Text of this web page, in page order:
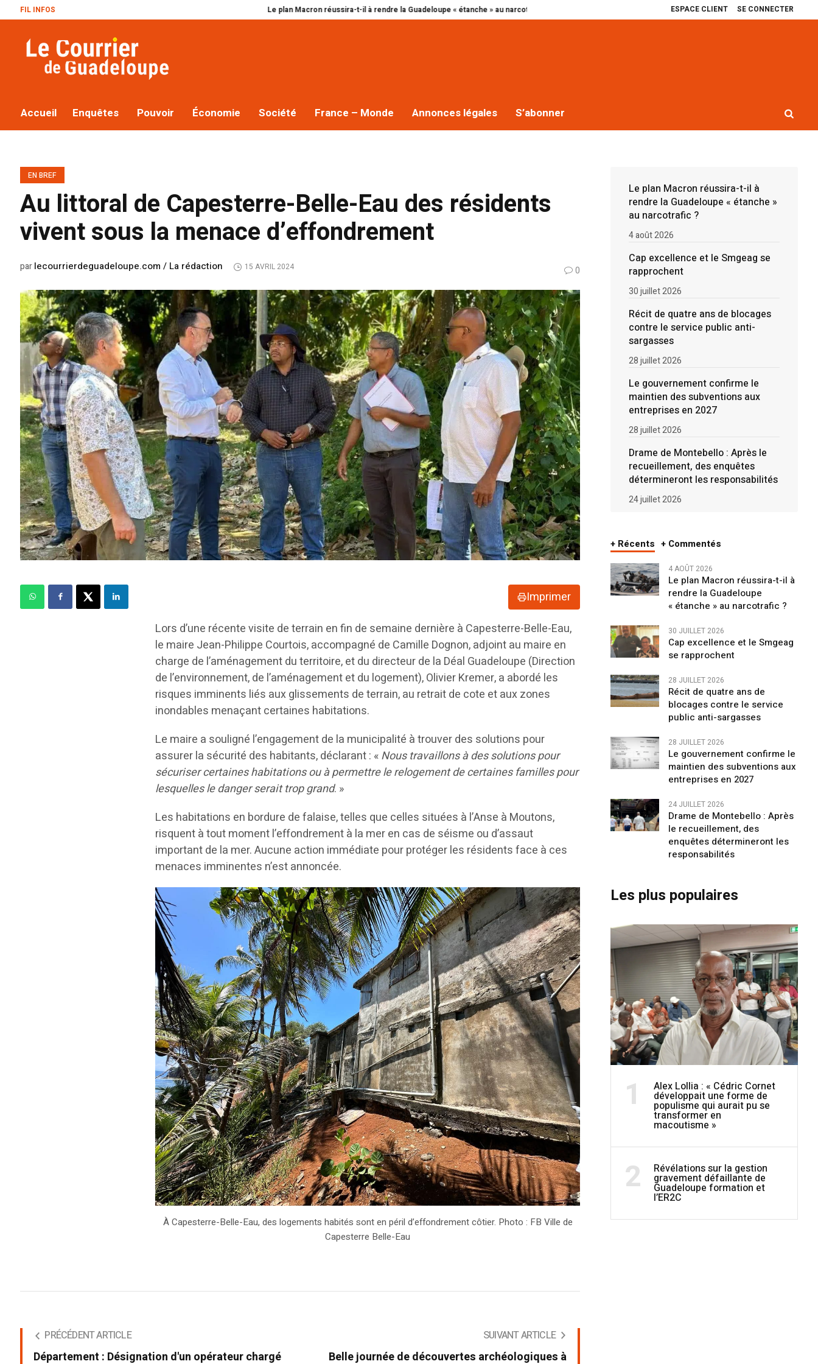
ESPACE CLIENT SE CONNECTER
FIL INFOS Le plan Macron réussira-t-il à rendre la Guadeloupe « étanche » au narcotrafic ? Cap excellence et le Smgeag se rapprochent Récit de quatre ans de blocages
Accueil Enquêtes Pouvoir Économie Société France – Monde Annonces légales S’abonner
EN BREF
Au littoral de Capesterre-Belle-Eau des résidents
vivent sous la menace d’effondrement
0
parlecourrierdeguadeloupe.com / La rédaction 15 AVRIL 2024
Imprimer
Lors d’une récente visite de terrain en fin de semaine dernière à Capesterre-Belle-Eau,
le maire Jean-Philippe Courtois, accompagné de Camille Dognon, adjoint au maire en
charge de l’aménagement du territoire, et du directeur de la Déal Guadeloupe (Direction
de l’environnement, de l’aménagement et du logement), Olivier Kremer, a abordé les
risques imminents liés aux glissements de terrain, au retrait de cote et aux zones
inondables menaçant certaines habitations.
Le maire a souligné l’engagement de la municipalité à trouver des solutions pour
assurer la sécurité des habitants, déclarant : «Nous travaillons à des solutions pour
sécuriser certaines habitations ou à permettre le relogement de certaines familles pour
lesquelles le danger serait trop grand. »
Les habitations en bordure de falaise, telles que celles situées à l’Anse à Moutons,
risquent à tout moment l’effondrement à la mer en cas de séisme ou d’assaut
important de la mer. Aucune action immédiate pour protéger les résidents face à ces
menaces imminentes n’est annoncée.
À Capesterre-Belle-Eau, des logements habités sont en péril d’effondrement côtier. Photo : FB Ville de
Capesterre Belle-Eau
PRÉCÉDENT ARTICLE
Département : Désignation d'un opérateur chargé
SUIVANT ARTICLE
Belle journée de découvertes archéologiques à
Le plan Macron réussira-t-il à
rendre la Guadeloupe « étanche »
au narcotrafic ?
4 août 2026
Cap excellence et le Smgeag se
rapprochent
30 juillet 2026
Récit de quatre ans de blocages
contre le service public anti-
sargasses
28 juillet 2026
Le gouvernement confirme le
maintien des subventions aux
entreprises en 2027
28 juillet 2026
Drame de Montebello : Après le
recueillement, des enquêtes
détermineront les responsabilités
24 juillet 2026
+ Récents + Commentés
4 AOÛT 2026
Le plan Macron réussira-t-il à
rendre la Guadeloupe
« étanche » au narcotrafic ?
30 JUILLET 2026
Cap excellence et le Smgeag
se rapprochent
28 JUILLET 2026
Récit de quatre ans de
blocages contre le service
public anti-sargasses
28 JUILLET 2026
Le gouvernement confirme le
maintien des subventions aux
entreprises en 2027
24 JUILLET 2026
Drame de Montebello : Après
le recueillement, des
enquêtes détermineront les
responsabilités
Les plus populaires
1 Alex Lollia : « Cédric Cornet
développait une forme de
populisme qui aurait pu se
transformer en
macoutisme »
2 Révélations sur la gestion
gravement défaillante de
Guadeloupe formation et
l’ER2C